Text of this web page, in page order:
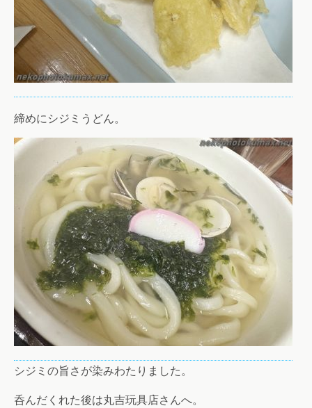
締めにシジミうどん。
シジミの旨さが染みわたりました。
呑んだくれた後は丸吉玩具店さんへ。